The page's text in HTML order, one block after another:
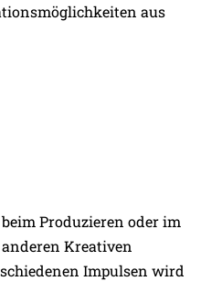
aus
Produzieren oder im
Kreativen
Impulsen wird